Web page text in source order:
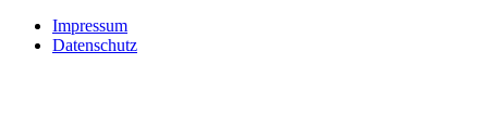
Impressum
Datenschutz